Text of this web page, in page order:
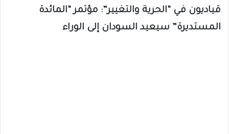
قياديون في “الحرية والتغيير”: مؤتمر “المائدة
المستديرة” سيعيد السودان إلى الوراء